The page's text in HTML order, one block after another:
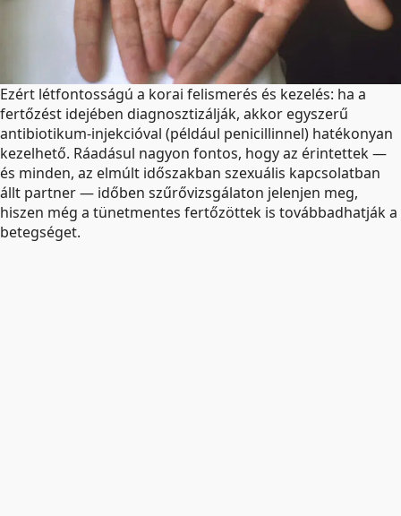
Ezért létfontosságú a korai felismerés és kezelés: ha a
fertőzést idejében diagnosztizálják, akkor egyszerű
antibiotikum-injekcióval (például penicillinnel) hatékonyan
kezelhető. Ráadásul nagyon fontos, hogy az érintettek —
és minden, az elmúlt időszakban szexuális kapcsolatban
állt partner — időben szűrővizsgálaton jelenjen meg,
hiszen még a tünetmentes fertőzöttek is továbbadhatják a
betegséget.